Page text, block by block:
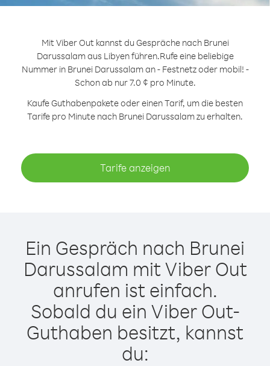
Mit Viber Out kannst du Gespräche nach Brunei
Darussalam aus Libyen führen.Rufe eine beliebige
Nummer in Brunei Darussalam an - Festnetz oder mobil! -
Schon ab nur 7.0 ¢ pro Minute.
Kaufe Guthabenpakete oder einen Tarif, um die besten
Tarife pro Minute nach Brunei Darussalam zu erhalten.
Tarife anzeigen
Ein Gespräch nach Brunei
Darussalam mit Viber Out
anrufen ist einfach.
Sobald du ein Viber Out-
Guthaben besitzt, kannst
du: